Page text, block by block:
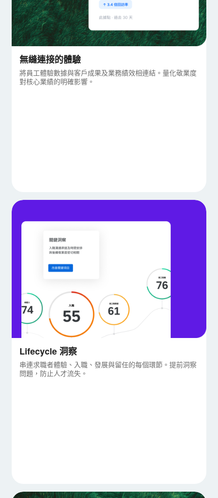
無縫連接的體驗
將員工體驗數據與客戶成果及業務績效相連結。量化敬業度
對核心業績的明確影響。
Lifecycle 洞察
串連求職者體驗、入職、發展與留任的每個環節。提前洞察
問題，防止人才流失。